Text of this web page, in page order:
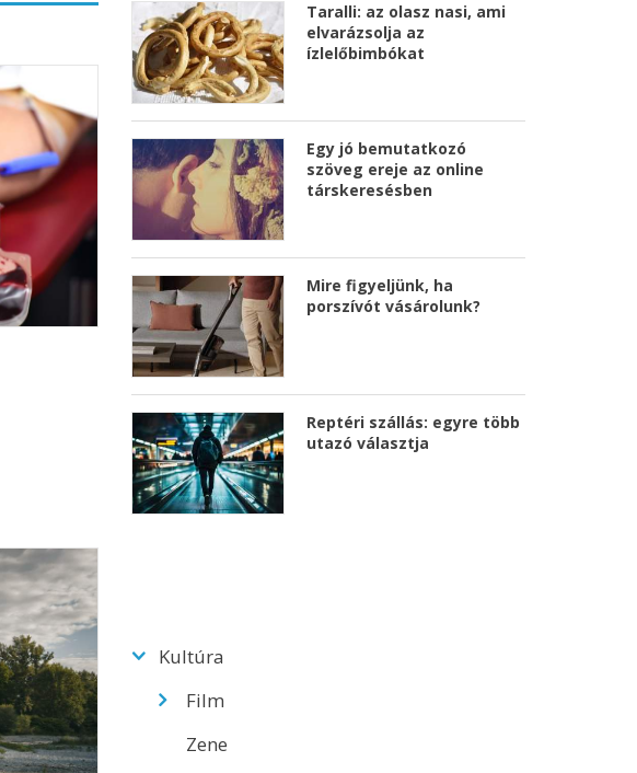
Taralli: az olasz nasi, ami
elvarázsolja az
ízlelőbimbókat
Egy jó bemutatkozó
szöveg ereje az online
társkeresésben
Mire figyeljünk, ha
porszívót vásárolunk?
Reptéri szállás: egyre több
utazó választja
Kultúra
Film
Zene